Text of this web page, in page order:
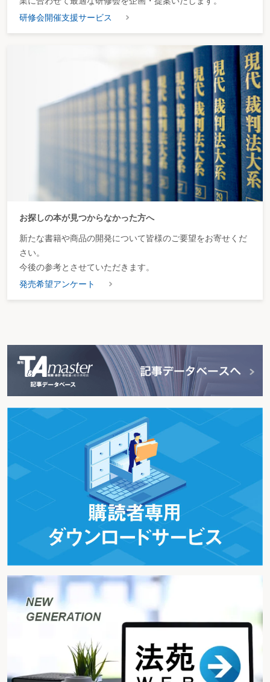
研修会開催支援サービス
お探しの本が見つからなかった方へ
新たな書籍や商品の開発について皆様のご要望をお寄せくだ
さい。
今後の参考とさせていただきます。
発売希望アンケート